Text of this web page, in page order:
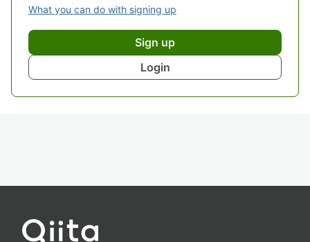
What you can do with signing up
Sign up
Login